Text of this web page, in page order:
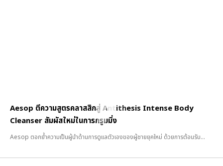
Aesop ตีความสูตรคลาสสิกสู่ Antithesis Intense Body
Cleanser สัมผัสใหม่ในการกรูมมิ่ง
Aesop ตอกย้ำความเป็นผู้นำด้านการดูแลตัวเองของผู้ชายยุคใหม่ ด้วยการต้อนรับ...